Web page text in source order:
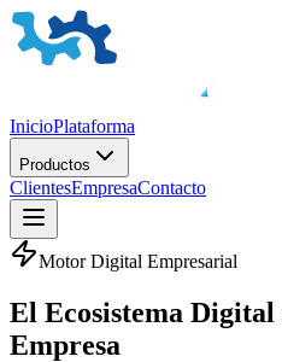
InicioPlataforma
Productos
ClientesEmpresaContacto
Motor Digital Empresarial
El Ecosistema Digital
Empresa